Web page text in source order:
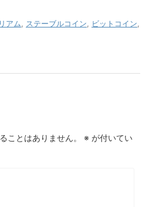
アム ステーブルコイン ビットコイン
ことはありません。 ※ が付いてい